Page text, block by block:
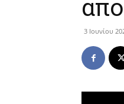
3 Ιουνίου